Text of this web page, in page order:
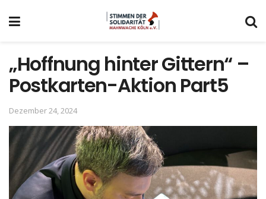
„Hoffnung hinter Gittern“ –
Postkarten-Aktion Part5
Dezember 24, 2024